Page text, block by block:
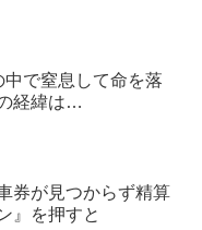
中で窒息して命を落
経緯は…
券が見つからず精算
』を押すと